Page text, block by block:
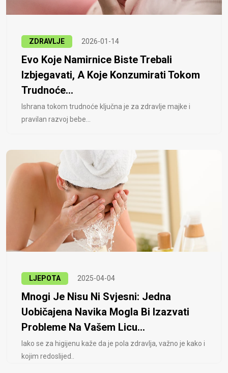
ZDRAVLJE 2026-01-14
Evo Koje Namirnice Biste Trebali
Izbjegavati, A Koje Konzumirati Tokom
Trudnoće...
Ishrana tokom trudnoće ključna je za zdravlje majke i
pravilan razvoj bebe...
LJEPOTA 2025-04-04
Mnogi Je Nisu Ni Svjesni: Jedna
Uobičajena Navika Mogla Bi Izazvati
Probleme Na Vašem Licu...
Iako se za higijenu kaže da je pola zdravlja, važno je kako i
kojim redoslijed..